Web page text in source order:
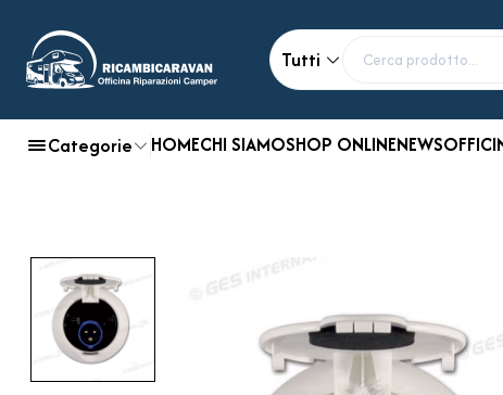
Tutti
Categorie HOMECHI SIAMOSHOP ONLINENEWS